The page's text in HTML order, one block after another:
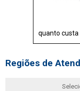
quanto custa
Regiões de